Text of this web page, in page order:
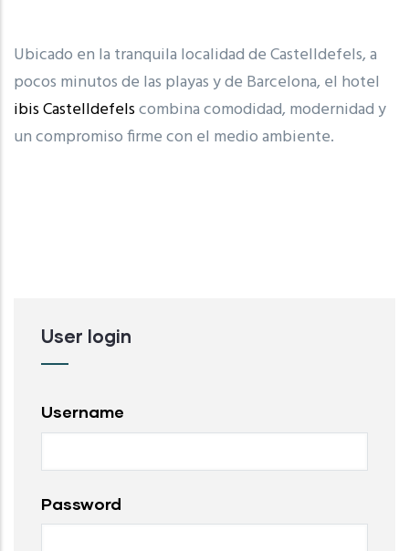
Ubicado en la tranquila localidad de Castelldefels, a
pocos minutos de las playas y de Barcelona, el hotel
ibis Castelldefelscombina comodidad, modernidad y
un compromiso firme con el medio ambiente.
User login
Username
Password